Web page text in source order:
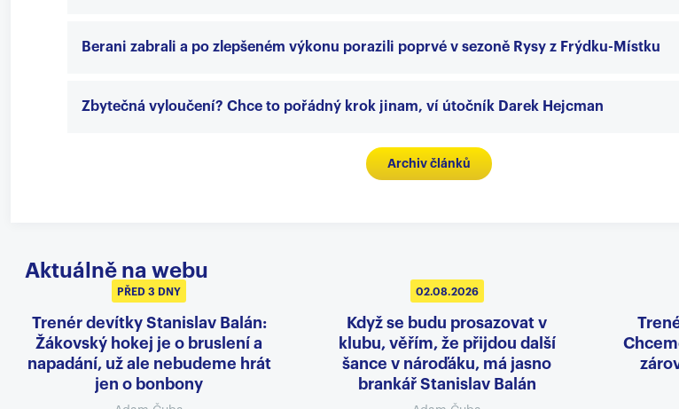
Berani zabrali a po zlepšeném výkonu porazili poprvé v sezoně Rysy z Frýdku-Místku
Zbytečná vyloučení? Chce to pořádný krok jinam, ví útočník Darek Hejcman
Archiv článků
Aktuálně na webu
PŘED 3 DNY
Trenér devítky Stanislav Balán:
Žákovský hokej je o bruslení a
napadání, už ale nebudeme hrát
jen o bonbony
02.08.2026
Když se budu prosazovat v
klubu, věřím, že přijdou další
šance v nároďáku, má jasno
brankář Stanislav Balán